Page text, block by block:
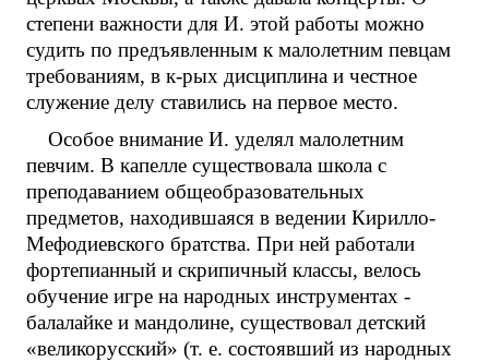
степени важности для И. этой работы можно
судить по предъявленным к малолетним певцам
требованиям, в к-рых дисциплина и честное
служение делу ставились на первое место.
Особое внимание И. уделял малолетним
певчим. В капелле существовала школа с
преподаванием общеобразовательных
предметов, находившаяся в ведении Кирилло-
Мефодиевского братства. При ней работали
фортепианный и скрипичный классы, велось
обучение игре на народных инструментах -
балалайке и мандолине, существовал детский
«великорусский» (т. е. состоявший из народных